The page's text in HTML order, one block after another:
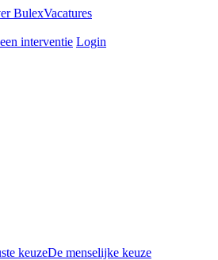
BulexVacatures
interventie Login
keuzeDe menselijke keuze